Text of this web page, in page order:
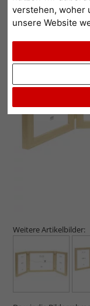
verstehen, woher
unsere Website
Weitere Artikelbilder: